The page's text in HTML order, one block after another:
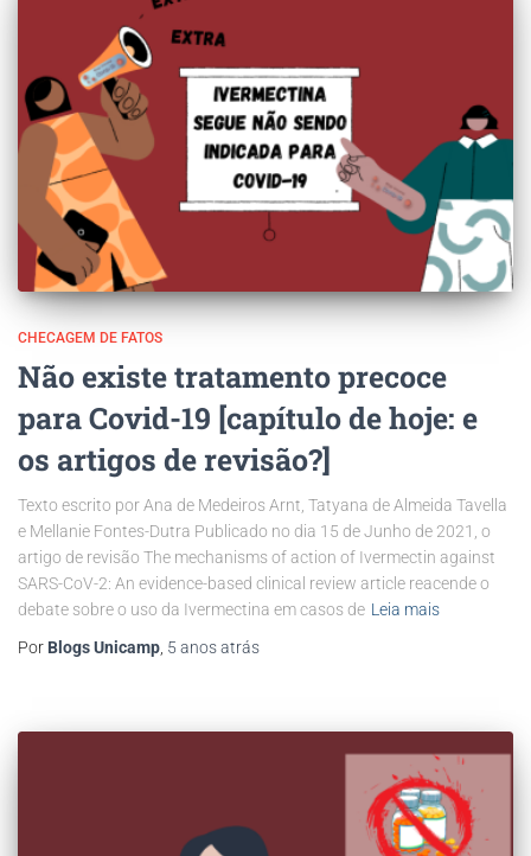
CHECAGEM DE FATOS
Não existe tratamento precoce
para Covid-19 [capítulo de hoje: e
os artigos de revisão?]
Texto escrito por Ana de Medeiros Arnt, Tatyana de Almeida Tavella
e Mellanie Fontes-Dutra Publicado no dia 15 de Junho de 2021, o
artigo de revisão The mechanisms of action of Ivermectin against
SARS-CoV-2: An evidence-based clinical review article reacende o
debate sobre o uso da Ivermectina em casos de Leia mais
Por Blogs Unicamp 5 anosatrás